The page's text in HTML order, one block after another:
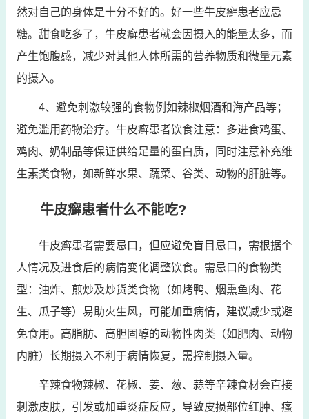
然对自己的身体是十分不好的。好一些牛皮癣患者应忌
糖。甜食吃多了，牛皮癣患者就会因摄入的能量太多，而
产生饱腹感，减少对其他人体所需的营养物质和微量元素
的摄入。
4、避免刺激较强的食物例如辣椒烟酒和海产品等；
避免滥用药物治疗。牛皮癣患者饮食注意：多进食鸡蛋、
鸡肉、奶制品等保证供给足量的蛋白质，同时注意补充维
生素类食物，如新鲜水果、蔬菜、谷类、动物的肝脏等。
牛皮癣患者什么不能吃?
牛皮癣患者需要忌口，但应避免盲目忌口，需根据个
人情况及进食后的病情变化调整饮食。需忌口的食物类
型：油炸、煎炒及炒货类食物（如烤鸭、烟熏鱼肉、花
生、瓜子等）易助火生风，可能加重病情，建议减少或避
免食用。高脂肪、高胆固醇的动物性肉类（如肥肉、动物
内脏）长期摄入不利于病情恢复，需控制摄入量。
辛辣食物辣椒、花椒、姜、葱、蒜等辛辣食材会直接
刺激皮肤，引发或加重炎症反应，导致皮损部位红肿、瘙